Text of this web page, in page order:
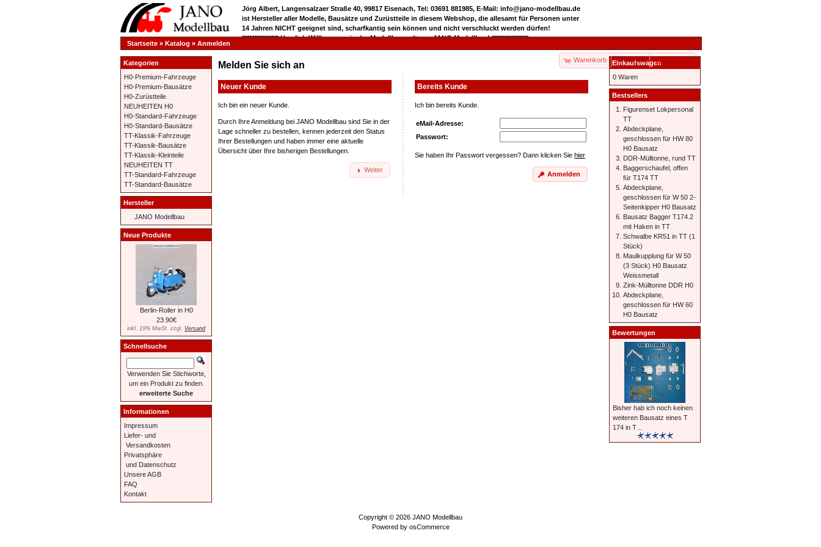
Jörg Albert, Langensalzaer Straße 40, 99817 Eisenach, Tel: 03691 881985, E-Mail: info@jano-modellbau.de
ist Hersteller aller Modelle, Bausätze und Zurüstteile in diesem Webshop, die allesamt für Personen unter
14 Jahren NICHT geeignet sind, scharfkantig sein können und nicht verschluckt werden dürfen!
*************** Herzlich Willkommen in der Modellbauwelt von JANO Modellbau! ***************
Warenkorb Kasse
Startseite » Katalog » Anmelden
Melden Sie sich an
Neuer Kunde
Ich bin ein neuer Kunde.
Durch Ihre Anmeldung bei JANO Modellbau sind Sie in der
Lage schneller zu bestellen, kennen jederzeit den Status
Ihrer Bestellungen und haben immer eine aktuelle
Übersicht über Ihre bisherigen Bestellungen.
Weiter
Bereits Kunde
Ich bin bereits Kunde.
eMail-Adresse:
Passwort:
Sie haben Ihr Passwort vergessen? Dann klicken Siehier
Anmelden
Kategorien
H0-Premium-Fahrzeuge
H0-Premium-Bausätze
H0-Zurüstteile
NEUHEITEN H0
H0-Standard-Fahrzeuge
H0-Standard-Bausätze
TT-Klassik-Fahrzeuge
TT-Klassik-Bausätze
TT-Klassik-Kleinteile
NEUHEITEN TT
TT-Standard-Fahrzeuge
TT-Standard-Bausätze
Hersteller
JANO Modellbau
Neue Produkte
Berlin-Roller in H0
23.90€
inkl. 19% MwSt. zzgl. Versand
Schnellsuche
Verwenden Sie Stichworte,
um ein Produkt zu finden.
erweiterte Suche
Informationen
Impressum
Liefer- und
Versandkosten
Privatsphäre
und Datenschutz
Unsere AGB
FAQ
Kontakt
Einkaufswagen
0 Waren
Bestsellers
Figurenset Lokpersonal
TT
Abdeckplane,
geschlossen für HW 80
H0 Bausatz
DDR-Mülltonne, rund TT
Baggerschaufel, offen
für T174 TT
Abdeckplane,
geschlossen für W 50 2-
Seitenkipper H0 Bausatz
Bausatz Bagger T174.2
mit Haken in TT
Schwalbe KR51 in TT (1
Stück)
Maulkupplung für W 50
(3 Stück) H0 Bausatz
Weissmetall
Zink-Mülltonne DDR H0
Abdeckplane,
geschlossen für HW 60
H0 Bausatz
Bewertungen
Bisher hab ich noch keinen
weiteren Bausatz eines T
174 in T ..
Copyright © 2026 JANO Modellbau
Powered by osCommerce